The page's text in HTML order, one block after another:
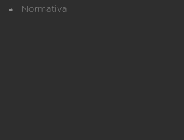
Normativa